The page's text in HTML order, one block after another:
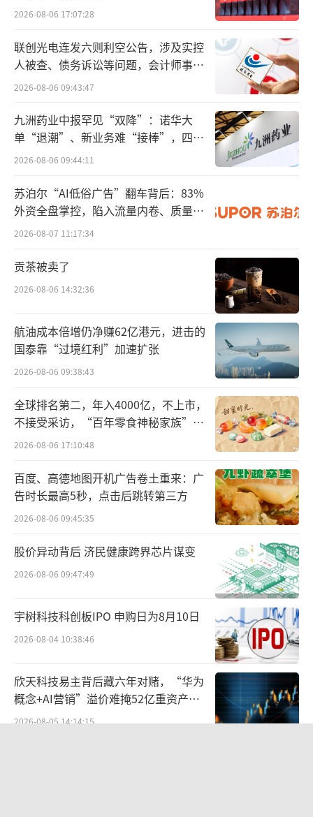
图源：同仁堂医养招股书
所以，同仁堂医养顶着“同仁堂”的大帽
子，业务上和同仁堂却没有太大的联系。虽然
一番腾挪操作维持了公司的营收和利润，但202
2-2024年，同仁堂医养的营收增长越发放缓，2
024年已经近乎停滞，营收11.75亿元。
同样值得注意的是，2024年同仁堂医养的
医疗服务部分毛利率16.4%，综合毛利率18.9
3%，远低于其竞争对手固生堂30%的水平。
但同仁堂医养显然自视甚高。2026年初招
港元，对应的市盈率达67到84倍，远超港股康
复医疗行业平均，更大幅超过于同仁堂科技、
同仁堂国药的市盈率。这让同仁堂医养的上市
路一直充满争议。
要不是2024年出售了石家庄同仁堂中医医
院，同仁堂医养的净利润就必然会走向下坡
路。缺少出售资产的收益，公司2025年净利润
已经下滑。截至2025年9月30日，同仁堂医养
净利润为2399.7万元，同比下降9.76%。
预期打得太高，但没有足够稳固的基本盘
2026-08-06 17:07:28
联创光电连发六则利空公告，涉及实控
人被查、债务诉讼等问题，会计师事务
所曾出具“保留意见”
2026-08-06 09:43:47
九洲药业中报罕见“双降”：诺华大
单“退潮”、新业务难“接棒”，四大
难关待闯
2026-08-06 09:44:11
苏泊尔“AI低俗广告”翻车背后：83%
外资全盘掌控，陷入流量内卷、质量频
发的负循环
2026-08-07 11:17:34
贡茶被卖了
2026-08-06 14:32:36
航油成本倍增仍净赚62亿港元，进击的
国泰靠“过境红利”加速扩张
2026-08-06 09:38:43
全球排名第二，年入4000亿，不上市，
不接受采访，“百年零食神秘家族”浮
出水面？
2026-08-06 17:10:48
百度、高德地图开机广告卷土重来：广
告时长最高5秒，点击后跳转第三方
2026-08-06 09:45:35
股价异动背后 济民健康跨界芯片谋变
2026-08-06 09:47:49
宇树科技科创板IPO 申购日为8月10日
2026-08-04 10:38:46
欣天科技易主背后藏六年对赌，“华为
概念+AI营销”溢价难掩52亿重资产考
验
2026-08-05 14:14:15